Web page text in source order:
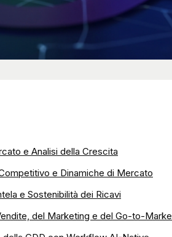
e Analisi della Crescita
e Dinamiche di Mercato
e Sostenibilità dei Ricavi
del Marketing e del Go-to-